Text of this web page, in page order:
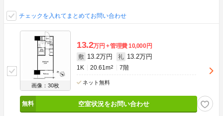
チェックを入れてまとめてお問い合わせ
画像：30枚
13.2万円 管理費10,000円
敷 13.2万円 礼 13.2万円
1K 20.61m2 7階
ネット無料
空室状況をお問い合わせ